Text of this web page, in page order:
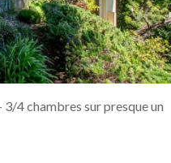
4 chambres sur presque un